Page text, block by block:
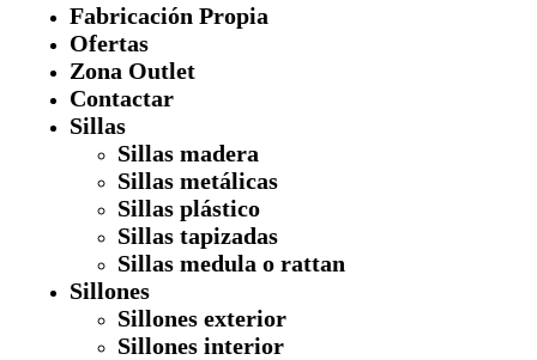
Fabricación Propia
Ofertas
Zona Outlet
Contactar
Sillas
Sillas madera
Sillas metálicas
Sillas plástico
Sillas tapizadas
Sillas medula o rattan
Sillones
Sillones exterior
Sillones interior